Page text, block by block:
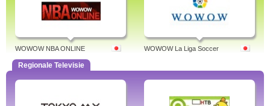
WOWOW NBA ONLINE WOWOW La Liga Soccer
Regionale Televisie